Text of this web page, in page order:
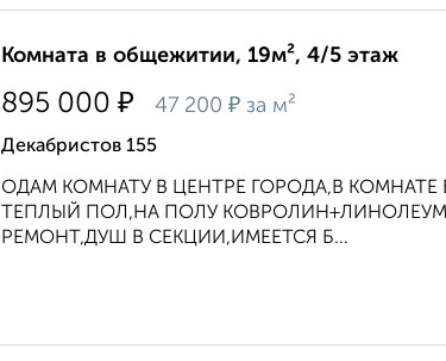
Комната в общежитии, 19м², 4/5 этаж
895 000 ₽ 47 200 ₽ за м²
Декабристов 155
ОДАМ КОМНАТУ В ЦЕНТРЕ ГОРОДА,В
ТЕПЛЫЙ ПОЛ,НА ПОЛУ
РЕМОНТ,ДУШ В СЕКЦИИ,ИМЕЕТСЯ Б...